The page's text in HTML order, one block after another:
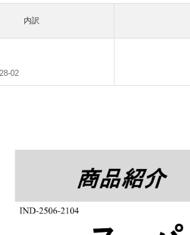
内訳
02